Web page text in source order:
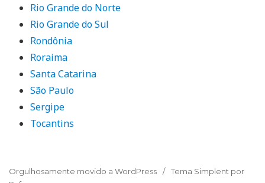
Rio Grande do Norte
Rio Grande do Sul
Rondônia
Roraima
Santa Catarina
São Paulo
Sergipe
Tocantins
Orgulhosamente movido a WordPress
Tema Simplent por